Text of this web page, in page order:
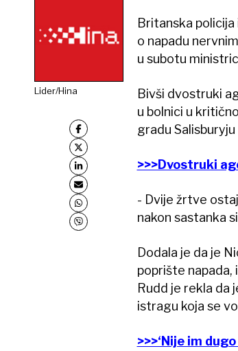
Lider/Hina
Britanska
o napadu
u subotu
Bivši dvostruki
u bolnici u
gradu
>>>Dvostruki
- Dvije žrtve
nakon sastanka
Dodala je da je
poprište napada,
Rudd je rekla da
istragu koja se
>>>‘Nije im